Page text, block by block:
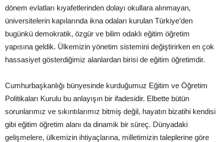
dönem evlatları kıyafetlerinden dolayı okullara alınmayan,
üniversitelerin kapılarında ikna odaları kurulan Türkiye’den
bugünkü demokratik, özgür ve bilim odaklı eğitim öğretim
yapısına geldik. Ülkemizin yönetim sistemini değiştirirken en çok
hassasiyet gösterdiğimiz alanlardan birisi de eğitim öğretimdir.
Cumhurbaşkanlığı bünyesinde kurduğumuz Eğitim ve Öğretim
Politikaları Kurulu bu anlayışın bir ifadesidir. Elbette bütün
sorunlarımız ve sıkıntılarımız bitmiş değil, hayatın bizatihi kendisi
gibi eğitim öğretim alanı da dinamik bir süreç. Dünyadaki
gelişmelere, ülkemizin ihtiyaçlarına, milletimizin taleplerine göre